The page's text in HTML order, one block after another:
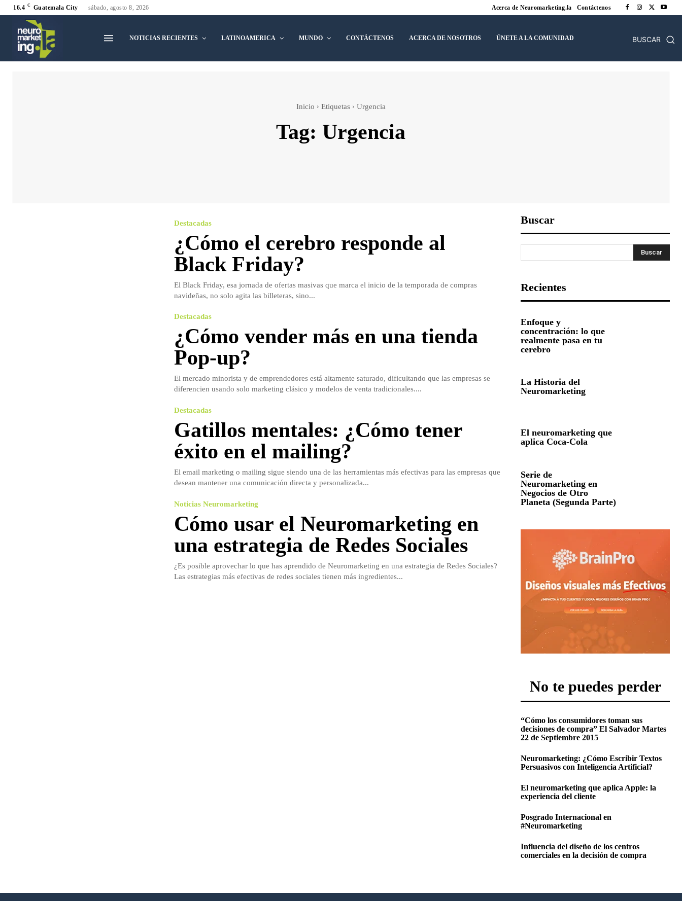
16.4 C Guatemala City sábado, agosto 8, 2026 Acerca de Neuromarketing.la Contáctenos
NOTICIAS RECIENTES LATINOAMERICA MUNDO CONTÁCTENOS ACERCA DE NOSOTROS ÚNETE A LA COMUNIDAD BUSCAR
Inicio Etiquetas Urgencia
Tag: Urgencia
Destacadas
¿Cómo el cerebro responde al
Black Friday?
El Black Friday, esa jornada de ofertas masivas que marca el inicio de la temporada de compras
navideñas, no solo agita las billeteras, sino...
Destacadas
¿Cómo vender más en una tienda
Pop-up?
El mercado minorista y de emprendedores está altamente saturado, dificultando que las empresas se
diferencien usando solo marketing clásico y modelos de venta tradicionales....
Destacadas
Gatillos mentales: ¿Cómo tener
éxito en el mailing?
El email marketing o mailing sigue siendo una de las herramientas más efectivas para las empresas que
desean mantener una comunicación directa y personalizada...
Noticias Neuromarketing
Cómo usar el Neuromarketing en
una estrategia de Redes Sociales
¿Es posible aprovechar lo que has aprendido de Neuromarketing en una estrategia de Redes Sociales?
Las estrategias más efectivas de redes sociales tienen más ingredientes...
Buscar
Buscar
Recientes
Enfoque y
concentración: lo que
realmente pasa en tu
cerebro
La Historia del
Neuromarketing
El neuromarketing que
aplica Coca-Cola
Serie de
Neuromarketing en
Negocios de Otro
Planeta (Segunda Parte)
No te puedes perder
“Cómo los consumidores toman sus
decisiones de compra” El Salvador Martes
22 de Septiembre 2015
Neuromarketing: ¿Cómo Escribir Textos
Persuasivos con Inteligencia Artificial?
El neuromarketing que aplica Apple: la
experiencia del cliente
Posgrado Internacional en
#Neuromarketing
Influencia del diseño de los centros
comerciales en la decisión de compra